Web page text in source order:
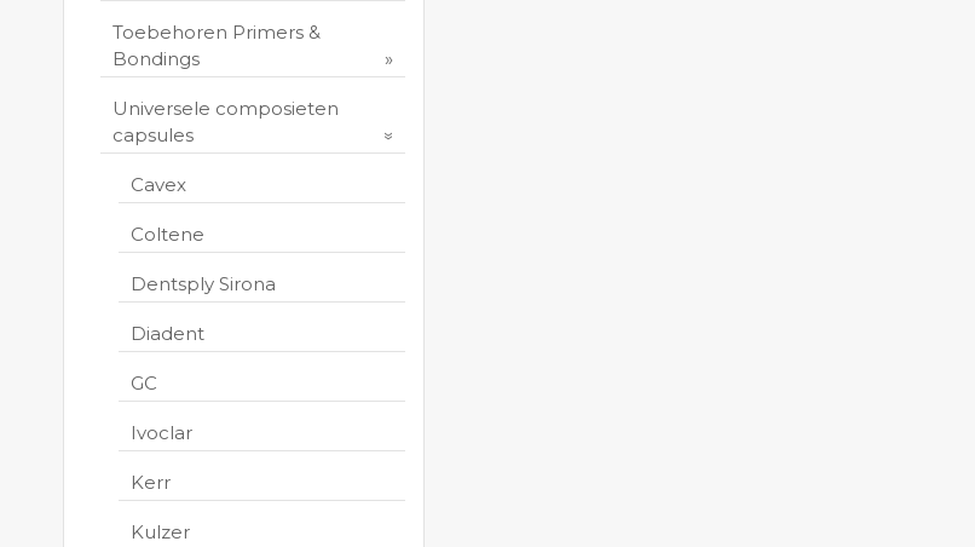
Toebehoren Primers &
Bondings
Universele composieten
capsules
Cavex
Coltene
Dentsply Sirona
Diadent
GC
Ivoclar
Kerr
Kulzer